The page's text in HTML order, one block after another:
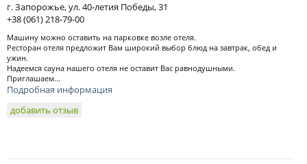
г. Запорожье, ул. 40-летия Победы, 31
+38 (061) 218-79-00
Машину можно оставить на парковке возле отеля.
Ресторан отеля предложит Вам широкий выбор блюд на завтрак, обед и
ужин.
Надеемся сауна нашего отеля не оставит Вас равнодушными.
Приглашаем...
Подробная информация
добавить отзыв